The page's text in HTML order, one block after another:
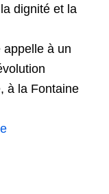
dignité et la
appelle à un
à la Fontaine